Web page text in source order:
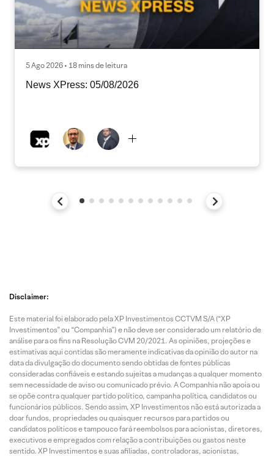
5 Ago 2026 • 18 mins de leitura
News XPress: 05/08/2026
Disclaimer:
Este material foi elaborado pela XP Investimentos CCTVM S/A (“XP
Investimentos” ou “Companhia”) e não deve ser considerado um relatório de
análise para os fins na Resolução CVM 20/2021. As opiniões, projeções e
estimativas aqui contidas são meramente indicativas da opinião do autor na
data da divulgação do documento sendo obtidas de fontes públicas
consideradas confiáveis e estando sujeitas a mudanças a qualquer momento
sem necessidade de aviso ou comunicado prévio. A Companhia não apoia ou
se opõe contra qualquer partido político, campanha política, candidatos ou
funcionários públicos. Sendo assim, XP Investimentos não está autorizada a
doar fundos, propriedades ou quaisquer recursos para partidos ou
candidatos políticos e tampouco fará reembolsos para acionistas, diretores,
executivos e empregados com relação a contribuições ou gastos neste
sentido. XP Investimentos e suas afiliadas, controladoras, acionistas,